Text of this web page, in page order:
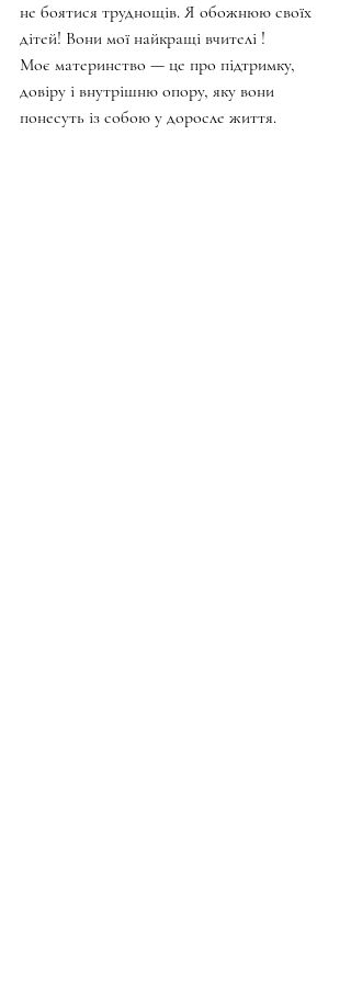
не боятися труднощів. Я обожнюю своїх
дітей! Вони мої найкращі вчителі !
Моє материнство — це про підтримку,
довіру і внутрішню опору, яку вони
понесуть із собою у доросле життя.